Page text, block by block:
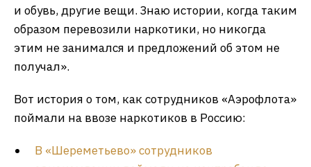
и обувь, другие вещи. Знаю истории, когда таким
образом перевозили наркотики, но никогда
этим не занимался и предложений об этом не
получал».
Вот история о том, как сотрудников «Аэрофлота»
поймали на ввозе наркотиков в Россию:
В «Шереметьево» сотрудников